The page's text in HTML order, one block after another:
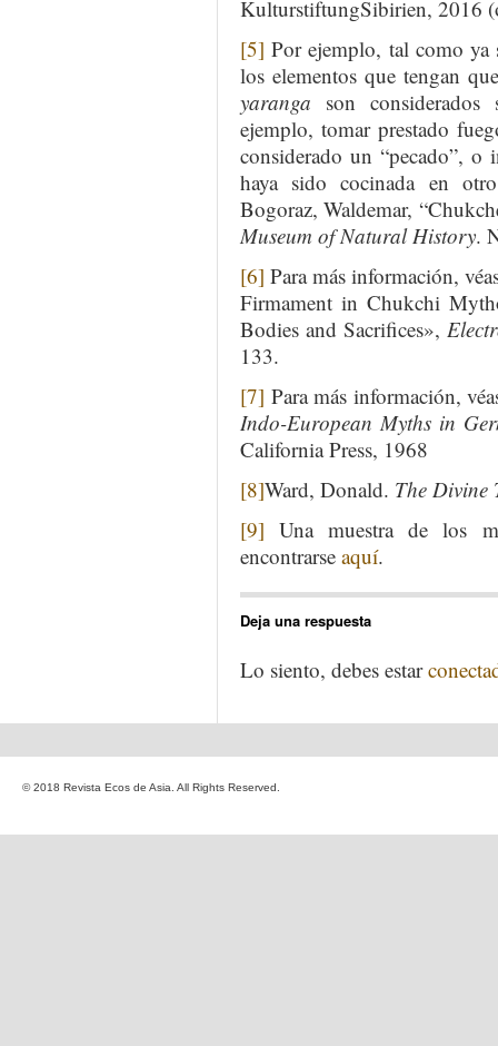
KulturstiftungSibirien, 2016
[5] Por ejemplo, tal como ya
los elementos que tengan
yaranga son considerados
ejemplo, tomar prestado
considerado un “pecado”, o
haya sido cocinada en
Bogoraz, Waldemar,
Museum of Natural History.
[6] Para más información,
Firmament in Chukchi
Bodies and Sacrifices»,
133.
[7] Para más información,
Indo-European Myths in
California Press, 1968
[8]Ward, Donald. The
[9] Una muestra de los
encontrarse aquí.
Deja una respuesta
Lo siento, debes estar
© 2018 Revista Ecos de Asia. All Rights Reserved.